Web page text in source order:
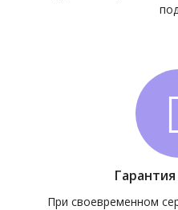
При своевременном